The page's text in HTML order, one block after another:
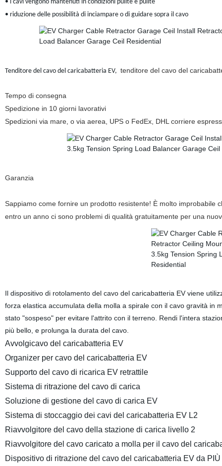
• i cavi vengono mantenuti in condizioni pulite e pulite
• riduzione delle possibilità di inciampare o di guidare sopra il cavo
Tenditore del cavo del caricabatteria EV, tenditore del cavo del
Tempo di consegna
Spedizione in 10 giorni lavorativi
Spedizioni via mare, o via aerea, UPS o FedEx, DHL corriere
Garanzia
Sappiamo come fornire un prodotto resistente! È molto improbabile
entro un anno ci sono problemi di qualità gratuitamente per una
Il dispositivo di rotolamento del cavo del caricabatteria EV viene
forza elastica accumulata della molla a spirale con il cavo gravità in
stato "sospeso" per evitare l'attrito con il terreno. Rendi l'intera
più bello, e prolunga la durata del cavo.
Avvolgicavo del caricabatteria EV
Organizer per cavo del caricabatteria EV
Supporto del cavo di ricarica EV retrattile
Sistema di ritrazione del cavo di carica
Soluzione di gestione del cavo di carica EV
Sistema di stoccaggio dei cavi del caricabatteria EV L2
Riavvolgitore del cavo della stazione di carica livello 2
Riavvolgitore del cavo caricato a molla per il cavo del
Dispositivo di ritrazione del cavo del caricabatteria EV da